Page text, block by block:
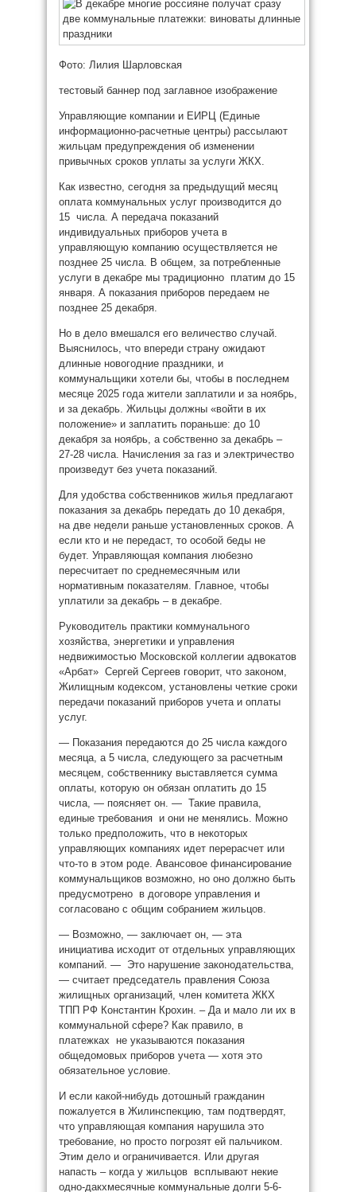
Фото: Лилия Шарловская
тестовый баннер под заглавное изображение
Управляющие компании и ЕИРЦ (Единые
информационно-расчетные центры) рассылают
жильцам предупреждения об изменении
привычных сроков уплаты за услуги ЖКХ.
Как известно, сегодня за предыдущий месяц
оплата коммунальных услуг производится до
15 числа. А передача показаний
индивидуальных приборов учета в
управляющую компанию осуществляется не
позднее 25 числа. В общем, за потребленные
услуги в декабре мы традиционно платим до 15
января. А показания приборов передаем не
позднее 25 декабря.
Но в дело вмешался его величество случай.
Выяснилось, что впереди страну ожидают
длинные новогодние праздники, и
коммунальщики хотели бы, чтобы в последнем
месяце 2025 года жители заплатили и за ноябрь,
и за декабрь. Жильцы должны «войти в их
положение» и заплатить пораньше: до 10
декабря за ноябрь, а собственно за декабрь –
27-28 числа. Начисления за газ и электричество
произведут без учета показаний.
Для удобства собственников жилья предлагают
показания за декабрь передать до 10 декабря,
на две недели раньше установленных сроков. А
если кто и не передаст, то особой беды не
будет. Управляющая компания любезно
пересчитает по среднемесячным или
нормативным показателям. Главное, чтобы
уплатили за декабрь – в декабре.
Руководитель практики коммунального
хозяйства, энергетики и управления
недвижимостью Московской коллегии адвокатов
«Арбат» Сергей Сергеев говорит, что законом,
Жилищным кодексом, установлены четкие сроки
передачи показаний приборов учета и оплаты
услуг.
— Показания передаются до 25 числа каждого
месяца, а 5 числа, следующего за расчетным
месяцем, собственнику выставляется сумма
оплаты, которую он обязан оплатить до 15
числа, — поясняет он. — Такие правила,
единые требования и они не менялись. Можно
только предположить, что в некоторых
управляющих компаниях идет перерасчет или
что-то в этом роде. Авансовое финансирование
коммунальщиков возможно, но оно должно быть
предусмотрено в договоре управления и
согласовано с общим собранием жильцов.
— Возможно, — заключает он, — эта
инициатива исходит от отдельных управляющих
компаний. — Это нарушение законодательства,
— считает председатель правления Союза
жилищных организаций, член комитета ЖКХ
ТПП РФ Константин Крохин. – Да и мало ли их в
коммунальной сфере? Как правило, в
платежках не указываются показания
общедомовых приборов учета — хотя это
обязательное условие.
И если какой-нибудь дотошный гражданин
пожалуется в Жилинспекцию, там подтвердят,
что управляющая компания нарушила это
требование, но просто погрозят ей пальчиком.
Этим дело и ограничивается. Или другая
напасть – когда у жильцов всплывают некие
одно-дакхмесячные коммунальные долги 5-6-